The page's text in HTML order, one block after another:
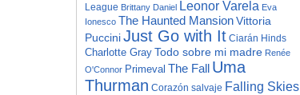
League Brittany Daniel Leonor Varela Eva
Ionesco The Haunted MansionVittoria
PucciniJust Go with It Ciarán Hinds
Charlotte Gray Todo sobre mi madre Renée
O'Connor Primeval The Fall Uma
Thurman Corazón salvaje Falling Skies